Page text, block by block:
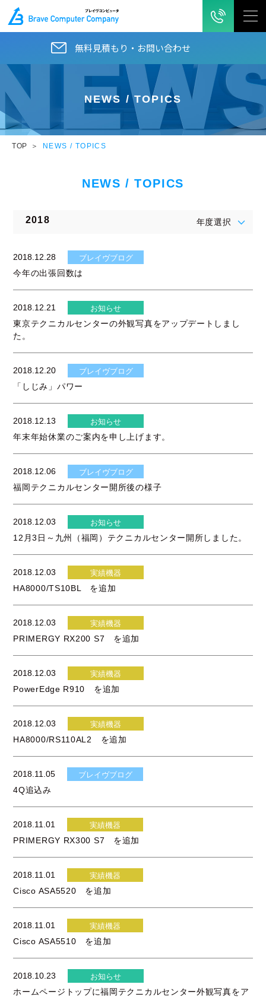
無料見積もり・お問い合わせ
NEWS / TOPICS
TOP NEWS / TOPICS
NEWS / TOPICS
2018 年度選択
2018.12.28 ブレイヴブログ
今年の出張回数は
2018.12.21 お知らせ
東京テクニカルセンターの外観写真をアップデートしまし
た。
2018.12.20 ブレイヴブログ
「しじみ」パワー
2018.12.13 お知らせ
年末年始休業のご案内を申し上げます。
2018.12.06 ブレイヴブログ
福岡テクニカルセンター開所後の様子
2018.12.03 お知らせ
12月3日～九州（福岡）テクニカルセンター開所しました。
2018.12.03 実績機器
HA8000/TS10BL を追加
2018.12.03 実績機器
PRIMERGY RX200 S7 を追加
2018.12.03 実績機器
PowerEdge R910 を追加
2018.12.03 実績機器
HA8000/RS110AL2 を追加
2018.11.05 ブレイヴブログ
4Q追込み
2018.11.01 実績機器
PRIMERGY RX300 S7 を追加
2018.11.01 実績機器
Cisco ASA5520 を追加
2018.11.01 実績機器
Cisco ASA5510 を追加
2018.10.23 お知らせ
ホームページトップに福岡テクニカルセンター外観写真をア